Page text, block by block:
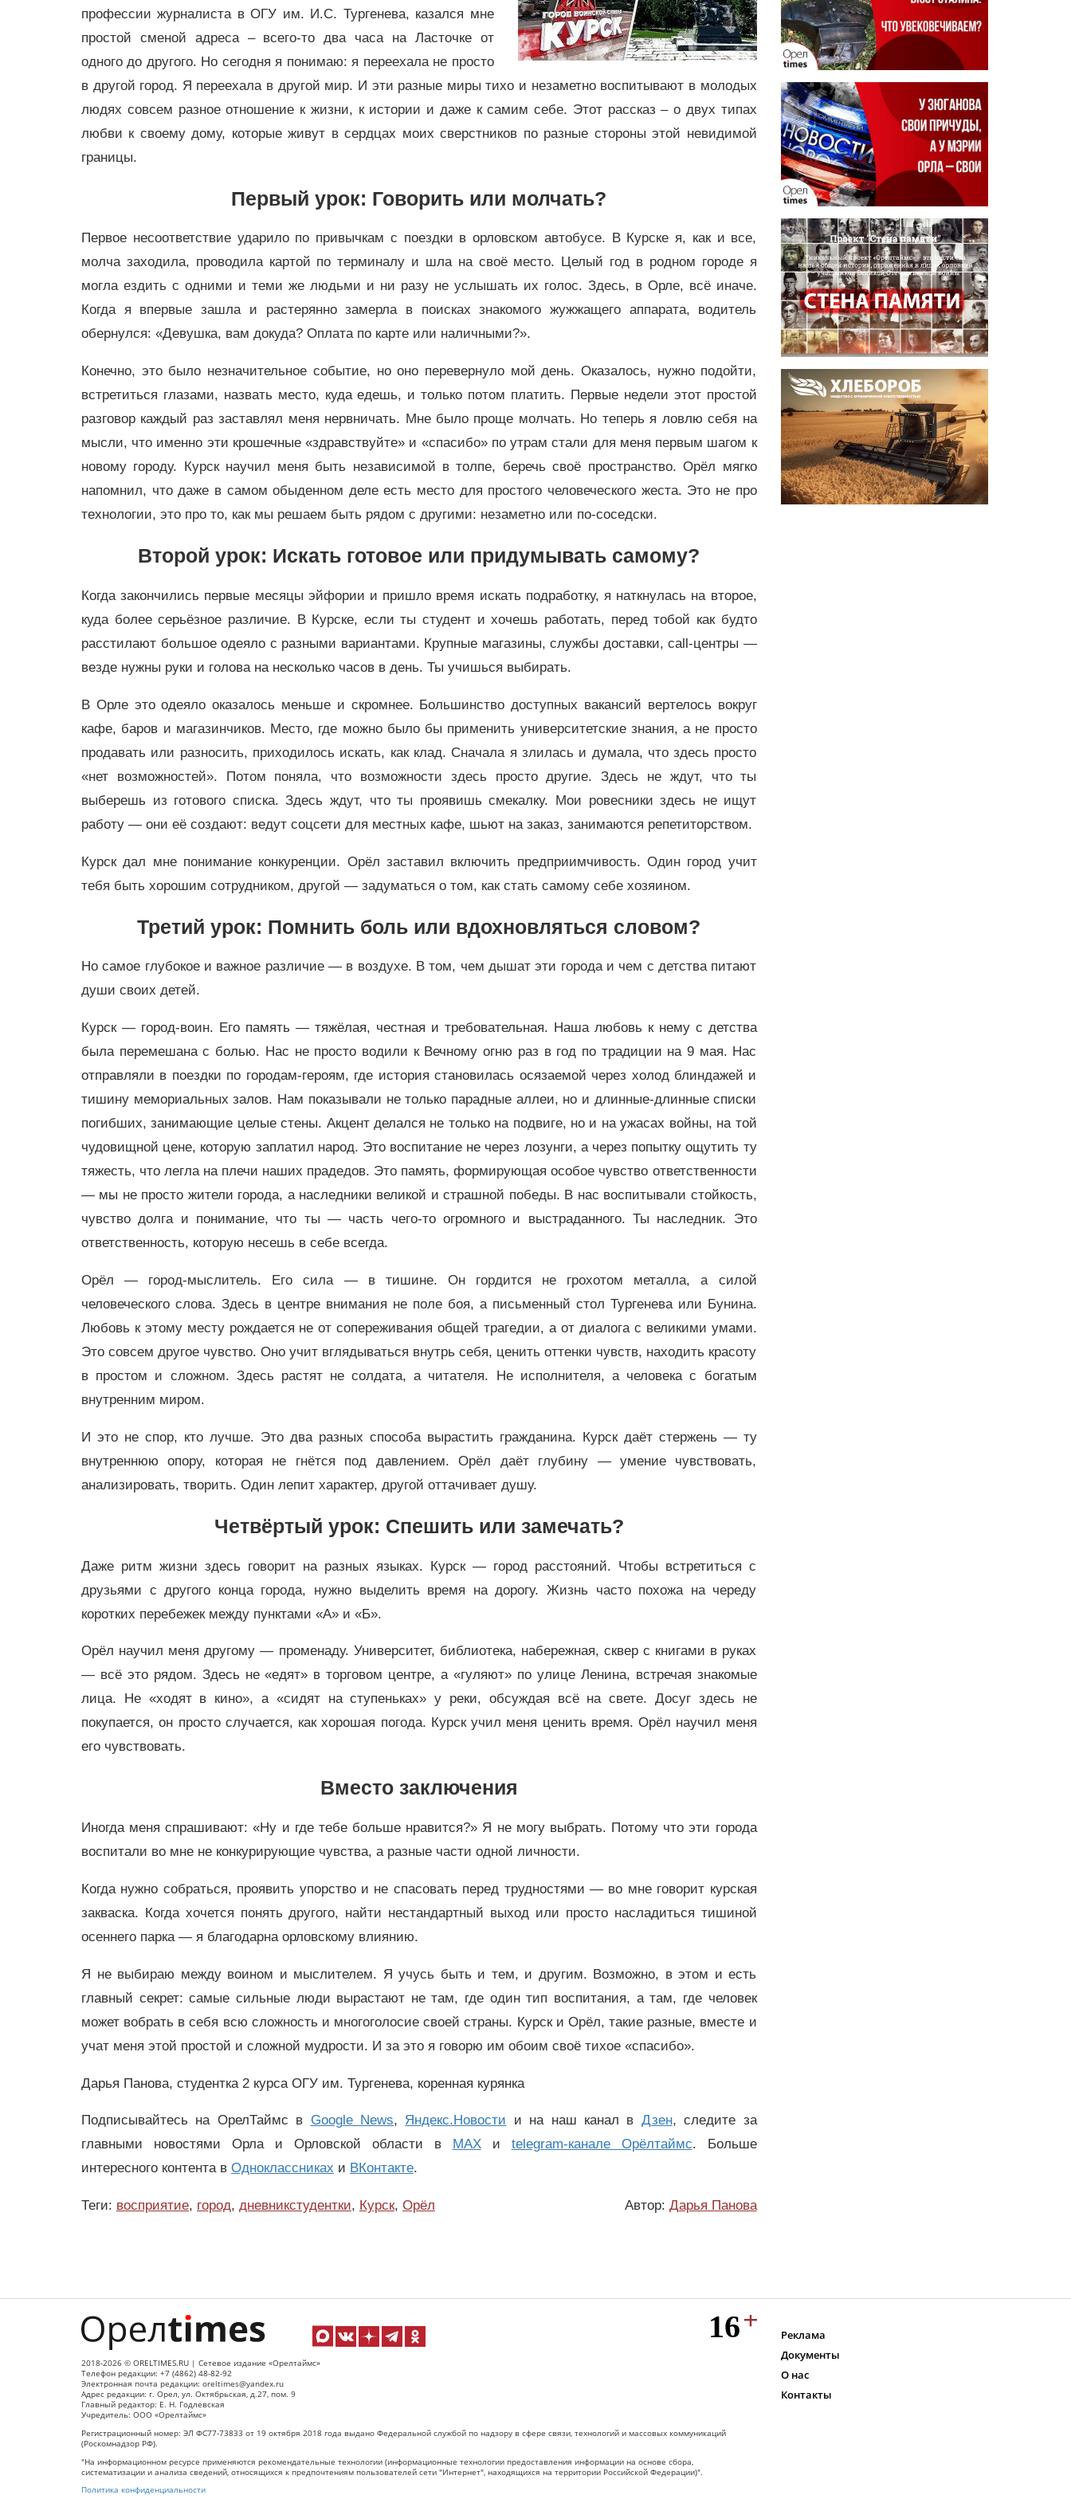
профессии журналиста в ОГУ им. И.С. Тургенева, казался мне
простой сменой адреса – всего-то два часа на Ласточке от
одного до другого. Но сегодня я понимаю: я переехала не просто
в другой город. Я переехала в другой мир. И эти разные миры тихо и незаметно воспитывают в молодых
людях совсем разное отношение к жизни, к истории и даже к самим себе. Этот рассказ – о двух типах
любви к своему дому, которые живут в сердцах моих сверстников по разные стороны этой невидимой
границы.
Первый урок: Говорить или молчать?
Первое несоответствие ударило по привычкам с поездки в орловском автобусе. В Курске я, как и все,
молча заходила, проводила картой по терминалу и шла на своё место. Целый год в родном городе я
могла ездить с одними и теми же людьми и ни разу не услышать их голос. Здесь, в Орле, всё иначе.
Когда я впервые зашла и растерянно замерла в поисках знакомого жужжащего аппарата, водитель
обернулся: «Девушка, вам докуда? Оплата по карте или наличными?».
Конечно, это было незначительное событие, но оно перевернуло мой день. Оказалось, нужно подойти,
встретиться глазами, назвать место, куда едешь, и только потом платить. Первые недели этот простой
разговор каждый раз заставлял меня нервничать. Мне было проще молчать. Но теперь я ловлю себя на
мысли, что именно эти крошечные «здравствуйте» и «спасибо» по утрам стали для меня первым шагом к
новому городу. Курск научил меня быть независимой в толпе, беречь своё пространство. Орёл мягко
напомнил, что даже в самом обыденном деле есть место для простого человеческого жеста. Это не про
технологии, это про то, как мы решаем быть рядом с другими: незаметно или по-соседски.
Второй урок: Искать готовое или придумывать самому?
Когда закончились первые месяцы эйфории и пришло время искать подработку, я наткнулась на второе,
куда более серьёзное различие. В Курске, если ты студент и хочешь работать, перед тобой как будто
расстилают большое одеяло с разными вариантами. Крупные магазины, службы доставки, call-центры —
везде нужны руки и голова на несколько часов в день. Ты учишься выбирать.
В Орле это одеяло оказалось меньше и скромнее. Большинство доступных вакансий вертелось вокруг
кафе, баров и магазинчиков. Место, где можно было бы применить университетские знания, а не просто
продавать или разносить, приходилось искать, как клад. Сначала я злилась и думала, что здесь просто
«нет возможностей». Потом поняла, что возможности здесь просто другие. Здесь не ждут, что ты
выберешь из готового списка. Здесь ждут, что ты проявишь смекалку. Мои ровесники здесь не ищут
работу — они её создают: ведут соцсети для местных кафе, шьют на заказ, занимаются репетиторством.
Курск дал мне понимание конкуренции. Орёл заставил включить предприимчивость. Один город учит
тебя быть хорошим сотрудником, другой — задуматься о том, как стать самому себе хозяином.
Третий урок: Помнить боль или вдохновляться словом?
Но самое глубокое и важное различие — в воздухе. В том, чем дышат эти города и чем с детства питают
души своих детей.
Курск — город-воин. Его память — тяжёлая, честная и требовательная. Наша любовь к нему с детства
была перемешана с болью. Нас не просто водили к Вечному огню раз в год по традиции на 9 мая. Нас
отправляли в поездки по городам-героям, где история становилась осязаемой через холод блиндажей и
тишину мемориальных залов. Нам показывали не только парадные аллеи, но и длинные-длинные списки
погибших, занимающие целые стены. Акцент делался не только на подвиге, но и на ужасах войны, на той
чудовищной цене, которую заплатил народ. Это воспитание не через лозунги, а через попытку ощутить ту
тяжесть, что легла на плечи наших прадедов. Это память, формирующая особое чувство ответственности
— мы не просто жители города, а наследники великой и страшной победы. В нас воспитывали стойкость,
чувство долга и понимание, что ты — часть чего-то огромного и выстраданного. Ты наследник. Это
ответственность, которую несешь в себе всегда.
Орёл — город-мыслитель. Его сила — в тишине. Он гордится не грохотом металла, а силой
человеческого слова. Здесь в центре внимания не поле боя, а письменный стол Тургенева или Бунина.
Любовь к этому месту рождается не от сопереживания общей трагедии, а от диалога с великими умами.
Это совсем другое чувство. Оно учит вглядываться внутрь себя, ценить оттенки чувств, находить красоту
в простом и сложном. Здесь растят не солдата, а читателя. Не исполнителя, а человека с богатым
внутренним миром.
И это не спор, кто лучше. Это два разных способа вырастить гражданина. Курск даёт стержень — ту
внутреннюю опору, которая не гнётся под давлением. Орёл даёт глубину — умение чувствовать,
анализировать, творить. Один лепит характер, другой оттачивает душу.
Четвёртый урок: Спешить или замечать?
Даже ритм жизни здесь говорит на разных языках. Курск — город расстояний. Чтобы встретиться с
друзьями с другого конца города, нужно выделить время на дорогу. Жизнь часто похожа на череду
коротких перебежек между пунктами «А» и «Б».
Орёл научил меня другому — променаду. Университет, библиотека, набережная, сквер с книгами в руках
— всё это рядом. Здесь не «едят» в торговом центре, а «гуляют» по улице Ленина, встречая знакомые
лица. Не «ходят в кино», а «сидят на ступеньках» у реки, обсуждая всё на свете. Досуг здесь не
покупается, он просто случается, как хорошая погода. Курск учил меня ценить время. Орёл научил меня
его чувствовать.
Вместо заключения
Иногда меня спрашивают: «Ну и где тебе больше нравится?» Я не могу выбрать. Потому что эти города
воспитали во мне не конкурирующие чувства, а разные части одной личности.
Когда нужно собраться, проявить упорство и не спасовать перед трудностями — во мне говорит курская
закваска. Когда хочется понять другого, найти нестандартный выход или просто насладиться тишиной
осеннего парка — я благодарна орловскому влиянию.
Я не выбираю между воином и мыслителем. Я учусь быть и тем, и другим. Возможно, в этом и есть
главный секрет: самые сильные люди вырастают не там, где один тип воспитания, а там, где человек
может вобрать в себя всю сложность и многоголосие своей страны. Курск и Орёл, такие разные, вместе и
учат меня этой простой и сложной мудрости. И за это я говорю им обоим своё тихое «спасибо».
Дарья Панова, студентка 2 курса ОГУ им. Тургенева, коренная курянка
Подписывайтесь на ОрелТаймс в Google News, Яндекс.Новости и на наш канал в Дзен, следите за
главными новостями Орла и Орловской области в
MAXи telegram-канале Орёлтаймс. Больше
интересного контента в Одноклассниках и ВКонтакте.
Теги: восприятие, город, дневникстудентки, Курск, Орёл Автор: Дарья Панова
2018-2026 © ORELTIMES.RU | Сетевое издание «Орелтаймс»
Телефон редакции: +7 (4862) 48-82-92
Электронная почта редакции: oreltimes@yandex.ru
Адрес редакции: г. Орел, ул. Октябрьская, д.27, пом. 9
Главный редактор: Е. Н. Годлевская
Учредитель: ООО «Орелтаймс»
Регистрационный номер: ЭЛ ФС77-73833 от 19 октября 2018 года выдано Федеральной службой по надзору в сфере связи, технологий и массовых коммуникаций
(Роскомнадзор РФ).
"На информационном ресурсе применяются рекомендательные технологии (информационные технологии предоставления информации на основе сбора,
систематизации и анализа сведений, относящихся к предпочтениям пользователей сети "Интернет", находящихся на территории Российской Федерации)".
Политика конфиденциальности
Реклама
Документы
О нас
Контакты